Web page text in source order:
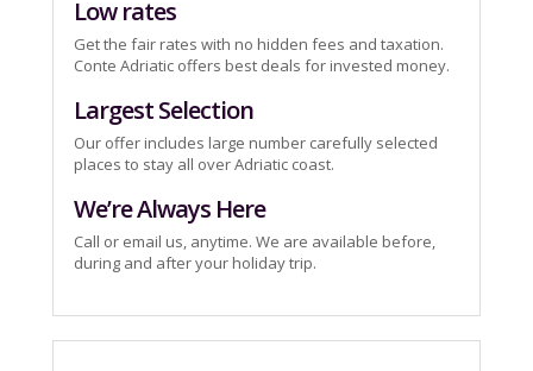
Low rates
Get the fair rates with no hidden fees and taxation.
Conte Adriatic offers best deals for invested money.
Largest Selection
Our offer includes large number carefully selected
places to stay all over Adriatic coast.
We’re Always Here
Call or email us, anytime. We are available before,
during and after your holiday trip.